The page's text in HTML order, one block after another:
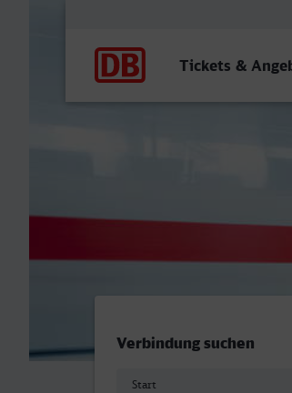
Tickets &
Naumburg
Verbindung suchen
Start